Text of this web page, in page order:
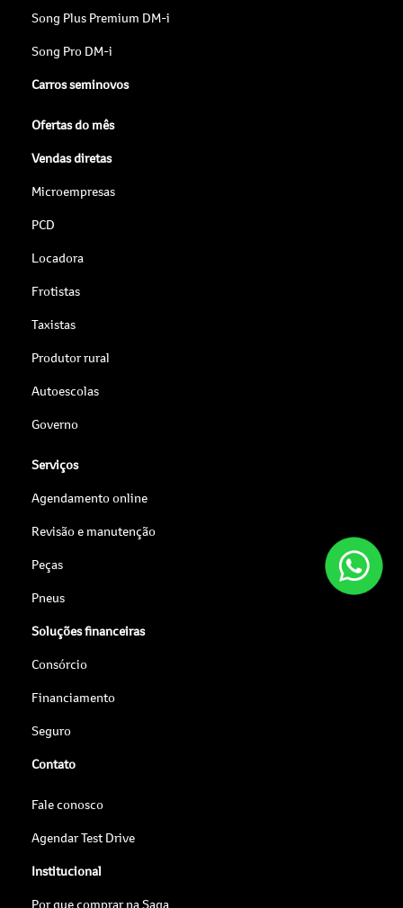
Song Plus Premium DM-i
Song Pro DM-i
Carros seminovos
Ofertas do mês
Vendas diretas
Microempresas
PCD
Locadora
Frotistas
Taxistas
Produtor rural
Autoescolas
Governo
Serviços
Agendamento online
Revisão e manutenção
Peças
Pneus
Soluções financeiras
Consórcio
Financiamento
Seguro
Contato
Fale conosco
Agendar Test Drive
Institucional
Por que comprar na Saga